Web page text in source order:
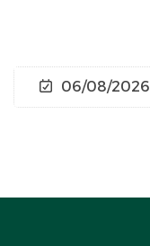
06/08/2026